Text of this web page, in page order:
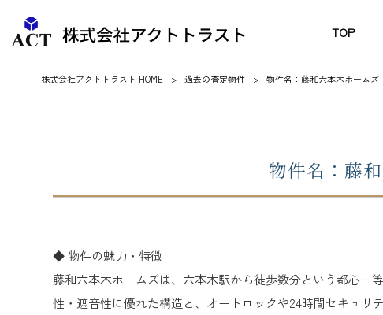
TOP
株式会社アクトトラスト HOME > 過去の査定物件 > 物件名：藤和六本木ホーム
物件名：藤
​​​​◆ 物件の魅力・特徴
藤和六本木ホームズは、六本木駅から徒歩数分という都心
性・遮音性に優れた構造と、オートロックや24時間セキュリ